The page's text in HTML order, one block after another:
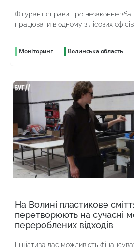
Фігурант справи про незаконне
працювати в одному з лісових
Моніторинг Волинська область
На Волині пластикове
перетворюють на сучасні
перероблених відходів
Ініціатива дає можливість